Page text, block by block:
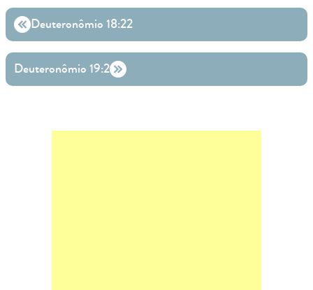
Deuteronômio 18:22
Deuteronômio 19:2